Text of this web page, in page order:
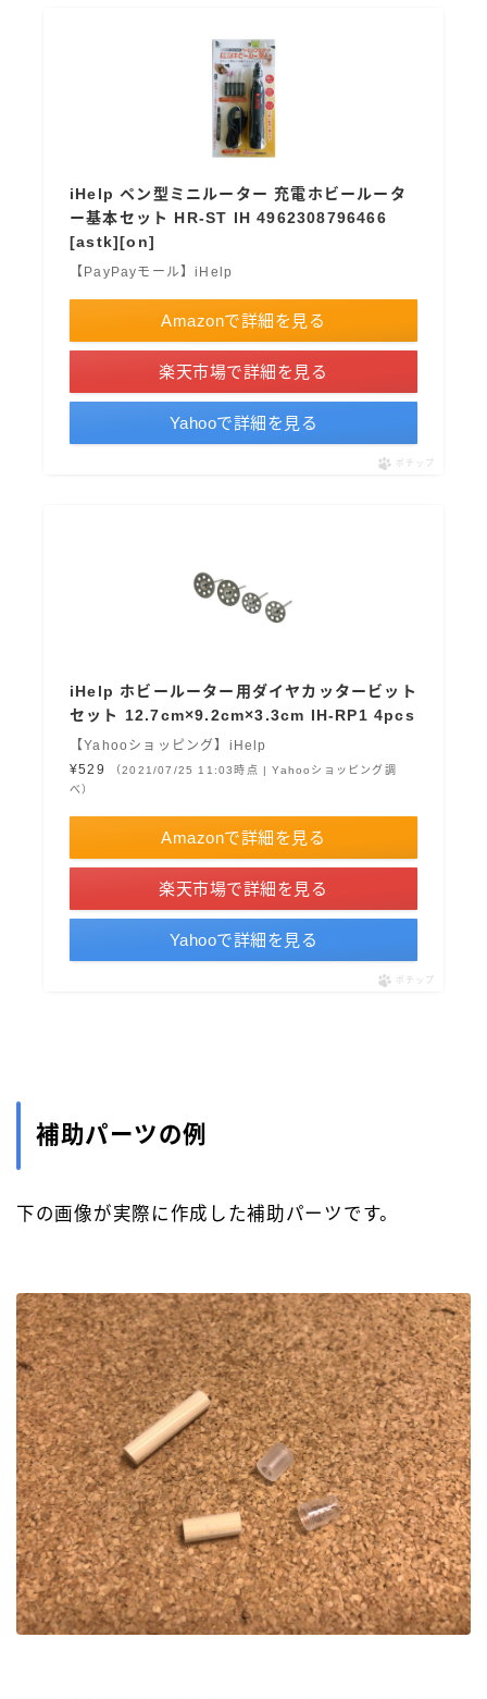
iHelp ペン型ミニルーター 充電ホビールータ
ー基本セット HR-ST IH 4962308796466
[astk][on]
【PayPayモール】iHelp
Amazonで詳細を見る
楽天市場で詳細を見る
Yahooで詳細を見る
ポチップ
iHelp ホビールーター用ダイヤカッタービット
セット 12.7cm×9.2cm×3.3cm IH-RP1 4pcs
【Yahooショッピング】iHelp
¥529
（2021/07/25 11:03時点 | Yahooショッピング調
べ）
Amazonで詳細を見る
楽天市場で詳細を見る
Yahooで詳細を見る
ポチップ
補助パーツの例
下の画像が実際に作成した補助パーツです。